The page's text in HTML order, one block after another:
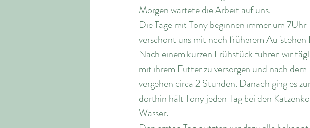
Morgen wartete die Arbeit auf uns.
Die Tage mit Tony beginnen immer um
verschont uns mit noch früherem Aufstehen
Nach einem kurzen Frühstück fuhren wir
mit ihrem Futter zu versorgen und nach
vergehen circa 2 Stunden. Danach ging es
dorthin hält Tony jeden Tag bei den
Wasser.